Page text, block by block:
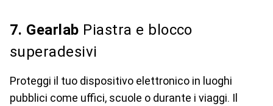
7. Gearlab Piastra e blocco
superadesivi
Proteggi il tuo dispositivo elettronico in luoghi
pubblici come uffici, scuole o durante i viaggi. Il